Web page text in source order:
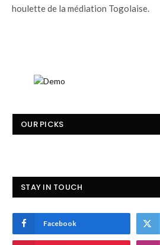
houlette de la médiation Togolaise.
OUR PICKS
STAY IN TOUCH
Facebook